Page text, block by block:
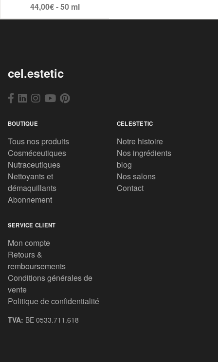
44,00€ - 50 ml
cel.estetic
BOUTIQUE
Tous nos produits
Cosméceutiques
Nutraceutiques
Nettoyants et
démaquillants
Abonnement
CELESTETIC
Notre histoire
Nos ingrédients
blog
Nos salons
Contact
SERVICE CLIENT
Mon compte
Retours &
remboursements
Conditions générales de
vente
Politique de confidentialité
TVA: BE 0533.711.618